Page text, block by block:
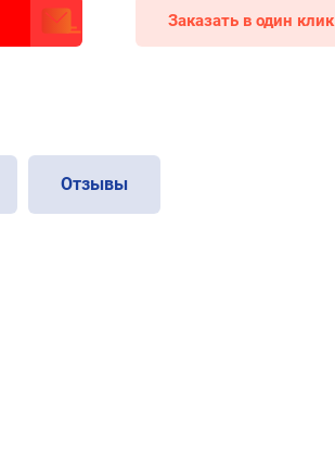
Заказать в один клик
Отзывы